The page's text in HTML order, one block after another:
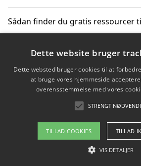
Sådan finder du gratis ressourcer
Hvordan gadgets til hjemmet kan
Copyright 2026 -
Om / kontakt
Blog
Dette website bruger
Dette websted bruger cookies til at
at bruge vores hjemmeside
overensstemmelse med vores
STRENGT
TILLAD COOKIES TILLAD
VIS DETALJER